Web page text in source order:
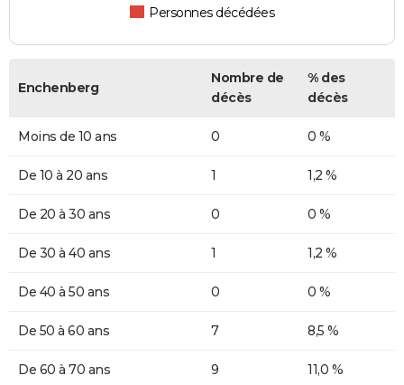
Personnes décédées
Enchenberg
Nombre de
décès
% des
décès
Moins de 10 ans 0 0 %
De 10 à 20 ans 1 1,2 %
De 20 à 30 ans 0 0 %
De 30 à 40 ans 1 1,2 %
De 40 à 50 ans 0 0 %
De 50 à 60 ans 7 8,5 %
De 60 à 70 ans 9 11,0 %